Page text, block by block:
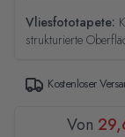
Vliesfototapete:
strukturierte
Kostenloser
Von